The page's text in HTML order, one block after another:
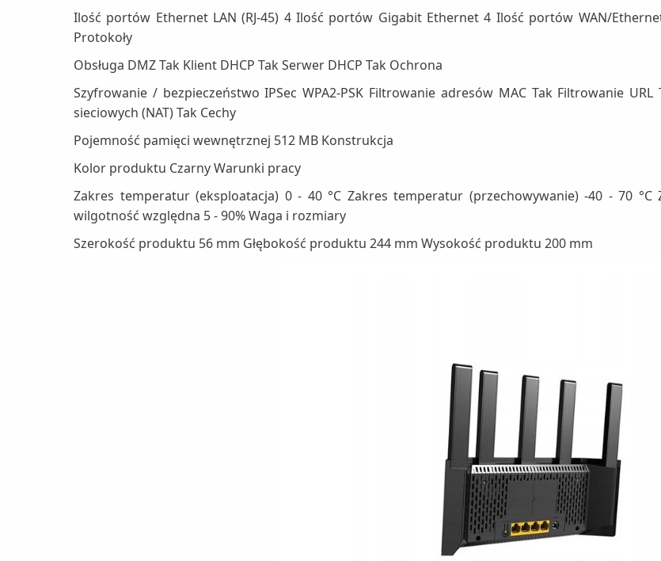
Ilość portów Ethernet LAN (RJ-45) 4 Ilość portów Gigabit Ethernet 4 Ilość portów WAN/
Protokoły
Obsługa DMZ Tak Klient DHCP Tak Serwer DHCP Tak Ochrona
Szyfrowanie / bezpieczeństwo IPSec WPA2-PSK Filtrowanie adresów MAC Tak Filtrowanie
sieciowych (NAT) Tak Cechy
Pojemność pamięci wewnętrznej 512 MB Konstrukcja
Kolor produktu Czarny Warunki pracy
Zakres temperatur (eksploatacja) 0 - 40 °C Zakres temperatur (przechowywanie) -40 - 70
wilgotność względna 5 - 90% Waga i rozmiary
Szerokość produktu 56 mm Głębokość produktu 244 mm Wysokość produktu 200 mm